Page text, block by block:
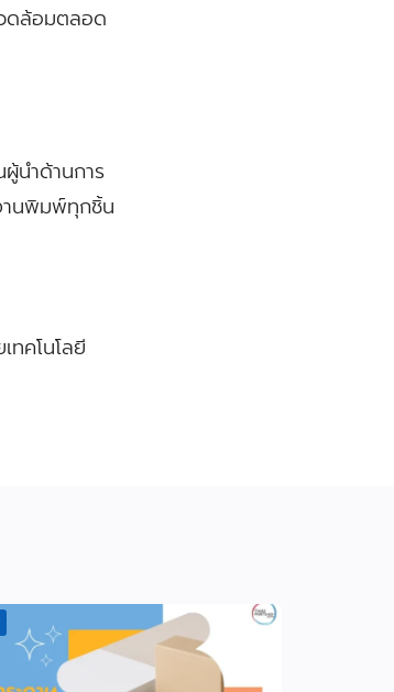
ดล้อมตลอด
นำด้านการ
านพิมพ์ทุกชิ้น
ทคโนโลยี